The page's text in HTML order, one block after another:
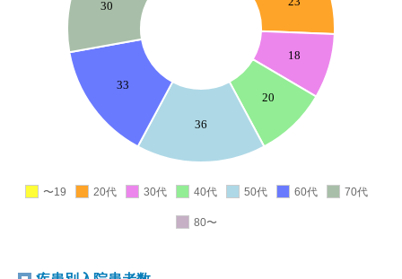
〜19 20代 30代 40代 50代 60代 70代
80〜